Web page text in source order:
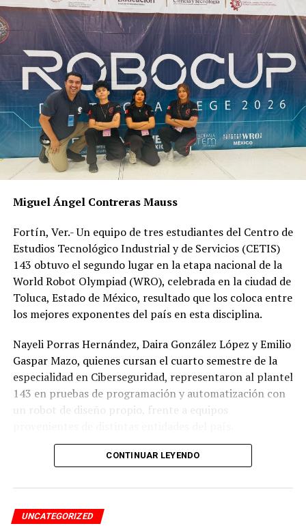
inundaciones, corrientes peligrosas de agua en centros
urbanos.
Además de crecida de ríos/arroyos de respuesta rápida,
inundaciones en llanuras; granizadas y ráfagas de viento
que generen caída de techos, árboles/ramas y
espectaculares.
RELATED TOPICS:
DESPUÉS
Invasión de terrenos en Coatepec llega a AMLO
ANTES
Miguel Ángel Contreras Mauss
Fortín, Ver.- Un equipo de tres estudiantes del Centro de
Estudios Tecnológico Industrial y de Servicios (CETIS)
143 obtuvo el segundo lugar en la etapa nacional de la
World Robot Olympiad (WRO), celebrada en la ciudad de
Toluca, Estado de México, resultado que los coloca entre
los mejores exponentes del país en esta disciplina.
Nayeli Porras Hernández, Daira González López y Emilio
Gaspar Mazo, quienes cursan el cuarto semestre de la
especialidad en Ciberseguridad, representaron al plantel
143 en pruebas de programación y automatización con
un robot de diseño propio, frente a equipos
El desempeño mostrado por los jóvenes les permitió
tendrá lugar los días 5 y 6 de septiembre en Cancún,
Quintana Roo.
CONTINUAR LEYENDO
UNCATEGORIZED